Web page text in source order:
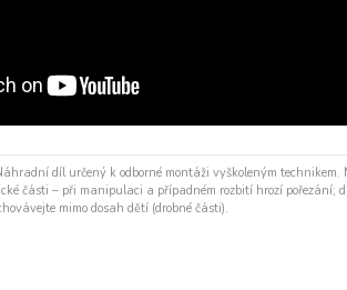
díl určený k odborné montáži vyškoleným technikem.
části – při manipulaci a případném rozbití hrozí pořezání;
mimo dosah dětí (drobné části).